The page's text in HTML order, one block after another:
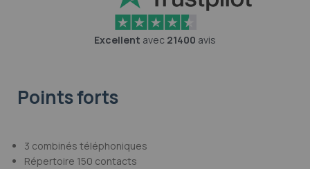
Excellent avec 21400 avis
Points forts
3 combinés téléphoniques
Répertoire 150 contacts